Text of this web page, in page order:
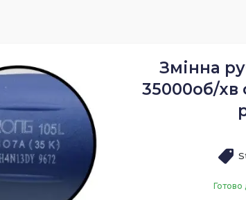
Змінна
35000об/хв
Готово